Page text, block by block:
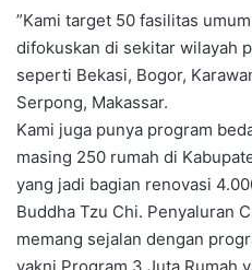
‎”Kami target 50 fasilitas
difokuskan di sekitar wilayah
seperti Bekasi, Bogor,
Serpong, Makassar.
‎Kami juga punya program
masing 250 rumah di
yang jadi bagian renovasi
Buddha Tzu Chi. Penyaluran
memang sejalan dengan